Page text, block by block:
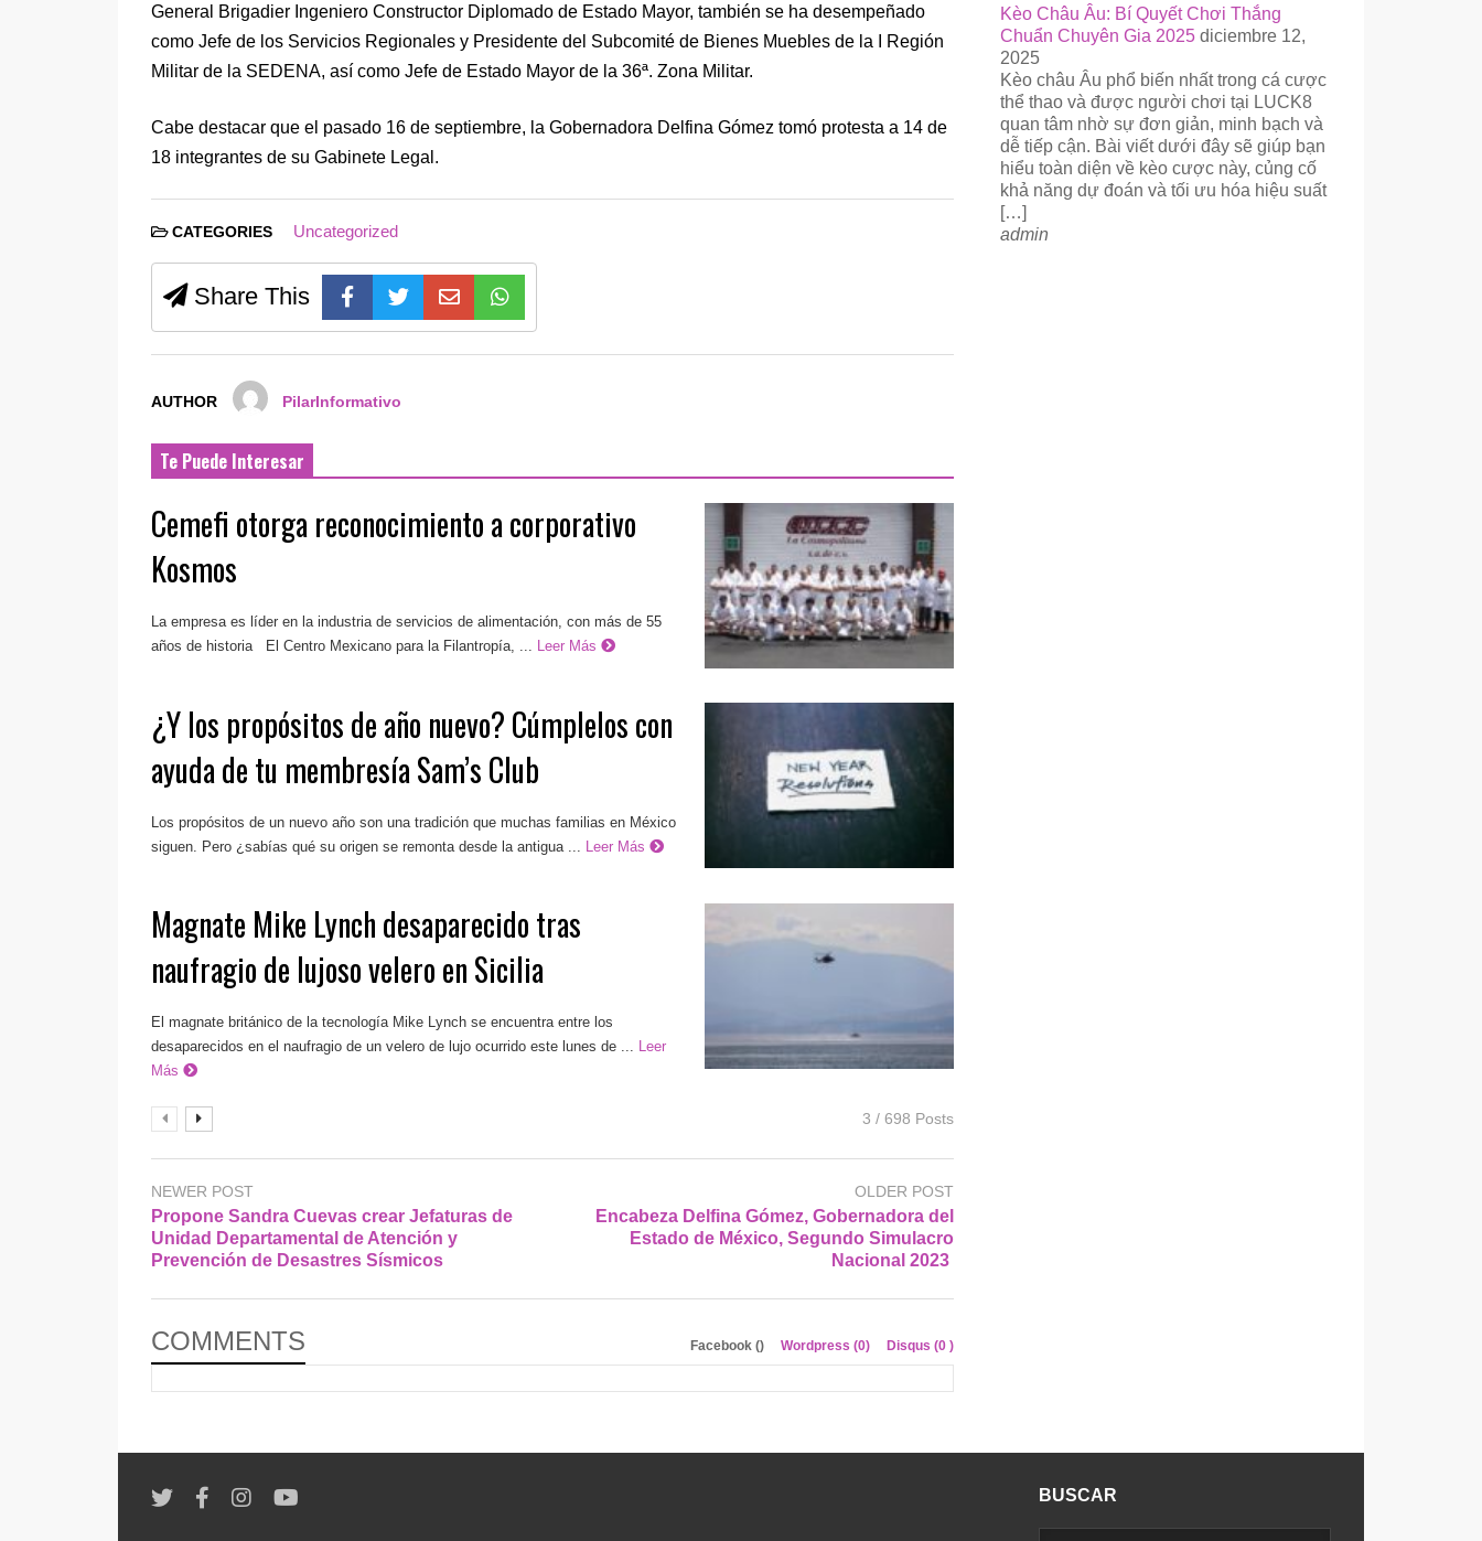
General Brigadier Ingeniero Constructor Diplomado de Estado Mayor, también se ha desempeñado
como Jefe de los Servicios Regionales y Presidente del Subcomité de Bienes Muebles de la I Región
Militar de la SEDENA, así como Jefe de Estado Mayor de la 36ª. Zona Militar.
Cabe destacar que el pasado 16 de septiembre, la Gobernadora Delfina Gómez tomó protesta a 14 de
18 integrantes de su Gabinete Legal.
CATEGORIES Uncategorized
Share This
AUTHOR PilarInformativo
Te Puede Interesar
Cemefi otorga reconocimiento a corporativo
Kosmos
La empresa es líder en la industria de servicios de alimentación, con más de 55
años de historia El Centro Mexicano para la Filantropía, ...
Leer Más
¿Y los propósitos de año nuevo? Cúmplelos con
ayuda de tu membresía Sam’s Club
Los propósitos de un nuevo año son una tradición que muchas familias en México
siguen. Pero ¿sabías qué su origen se remonta desde la antigua ...
Leer Más
Magnate Mike Lynch desaparecido tras
naufragio de lujoso velero en Sicilia
El magnate británico de la tecnología Mike Lynch se encuentra entre los
desaparecidos en el naufragio de un velero de lujo ocurrido este lunes de ... Leer
Más
3 / 698 Posts
NEWER POST
Propone Sandra Cuevas crear Jefaturas de
Unidad Departamental de Atención y
Prevención de Desastres Sísmicos
OLDER POST
Encabeza Delfina Gómez, Gobernadora del
Estado de México, Segundo Simulacro
Nacional 2023
COMMENTS Facebook () Wordpress (0) Disqus (0 )
Kèo Châu Âu: Bí Quyết Chơi Thắng
Chuẩn Chuyên Gia 2025 diciembre 12,
2025
Kèo châu Âu phổ biến nhất trong cá cược
thể thao và được người chơi tại LUCK8
quan tâm nhờ sự đơn giản, minh bạch và
dễ tiếp cận. Bài viết dưới đây sẽ giúp bạn
hiểu toàn diện về kèo cược này, củng cố
khả năng dự đoán và tối ưu hóa hiệu suất
[…]
admin
BUSCAR